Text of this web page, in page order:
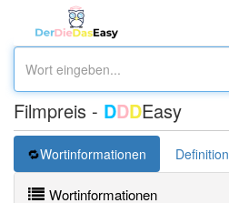
Filmpreis - DDDEasy
Wortinformationen Definition
Wortinformationen